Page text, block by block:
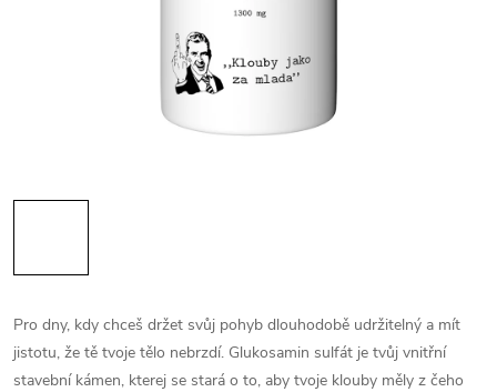
Pro dny, kdy chceš držet svůj pohyb dlouhodobě udržitelný a mít
jistotu, že tě tvoje tělo nebrzdí. Glukosamin sulfát je tvůj vnitřní
stavební kámen, kterej se stará o to, aby tvoje klouby měly z čeho